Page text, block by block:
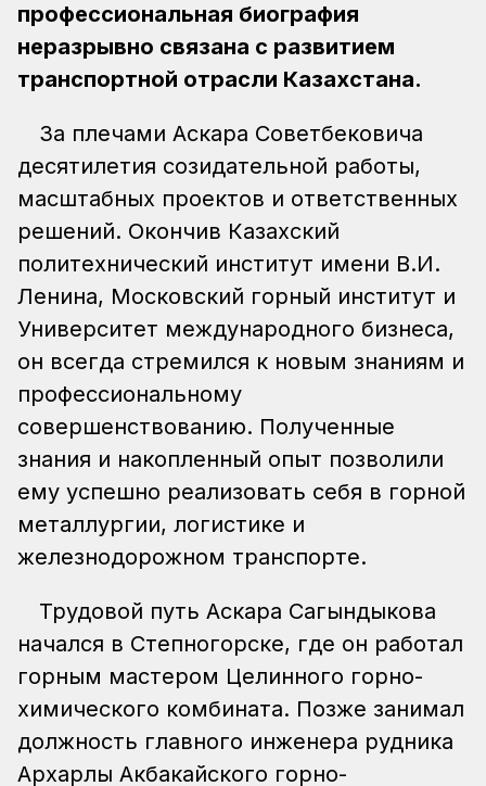
профессиональная биография
неразрывно связана с развитием
транспортной отрасли Казахстана.
За плечами Аскара Советбековича
десятилетия созидательной работы,
масштабных проектов и ответственных
решений. Окончив Казахский
политехнический институт имени В.И.
Ленина, Московский горный институт и
Университет международного бизнеса,
он всегда стремился к новым знаниям и
профессиональному
совершенствованию. Полученные
знания и накопленный опыт позволили
ему успешно реализовать себя в горной
металлургии, логистике и
железнодорожном транспорте.
Трудовой путь Аскара Сагындыкова
начался в Степногорске, где он работал
горным мастером Целинного горно-
химического комбината. Позже занимал
должность главного инженера рудника
Архарлы Акбакайского горно-